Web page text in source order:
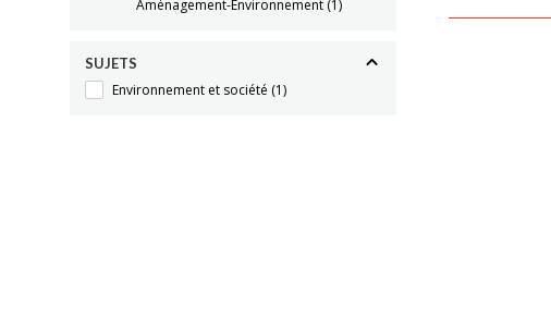
Aménagement-Environnement (1)
SUJETS
Environnement et société (1)